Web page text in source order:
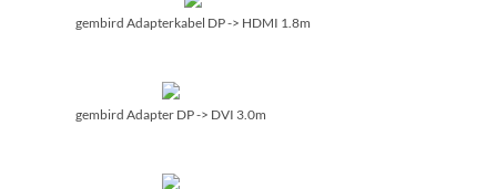
gembird Adapterkabel DP -> HDMI 1.8m
gembird Adapter DP -> DVI 3.0m